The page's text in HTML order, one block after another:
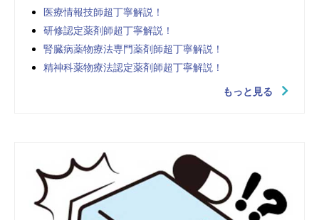
医療情報技師超丁寧解説！
研修認定薬剤師超丁寧解説！
腎臓病薬物療法専門薬剤師超丁寧解説！
精神科薬物療法認定薬剤師超丁寧解説！
もっと見る